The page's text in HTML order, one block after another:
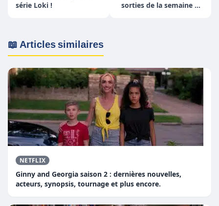
série Loki !
sorties de la semaine du
📖 Articles similaires
NETFLIX
Ginny and Georgia saison 2 : dernières nouvelles,
acteurs, synopsis, tournage et plus encore.